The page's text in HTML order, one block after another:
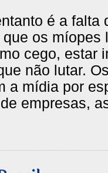
é a falta
os míopes
cego, estar
não lutar.
a mídia por
empresas,